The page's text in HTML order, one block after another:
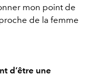
mon point de
de la femme
d’être une